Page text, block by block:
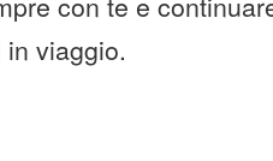
viaggio.